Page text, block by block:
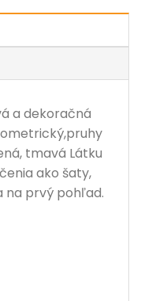
a dekoračná
tmavá Látku
ako šaty,
na prvý pohľad.